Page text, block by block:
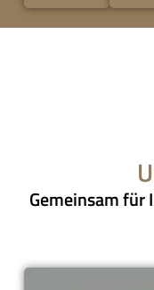
Gemeinsam für